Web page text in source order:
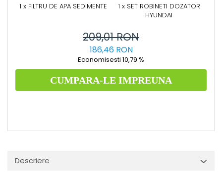
1 x FILTRU DE APA SEDIMENTE
1 x SET ROBINETI DOZATOR
HYUNDAI
209,01 RON
186,46 RON
Economisesti 10,79 %
CUMPARA-LE IMPREUNA
Descriere